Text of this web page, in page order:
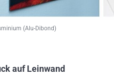
(Alu-Dibond)
auf Leinwand